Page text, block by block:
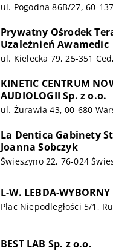
ul. Pogodna 86B/27, 60-
Prywatny Ośrodek
Uzależnień Awamedic
ul. Kielecka 79, 25-351
KINETIC CENTRUM
AUDIOLOGII Sp. z o.o.
ul. Żurawia 43, 00-680
La Dentica Gabinety
Joanna Sobczyk
Świeszyno 22, 76-024
L-W. LEBDA-
Plac Niepodległości 5/1,
BEST LAB Sp. z o.o.